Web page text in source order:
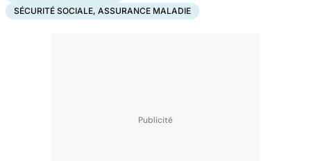
SÉCURITÉ SOCIALE, ASSURANCE MALADIE